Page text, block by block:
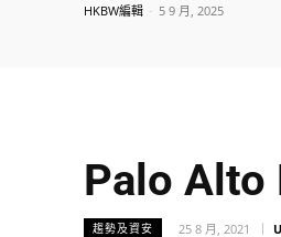
HKBW編輯 - 5 9 月, 2025